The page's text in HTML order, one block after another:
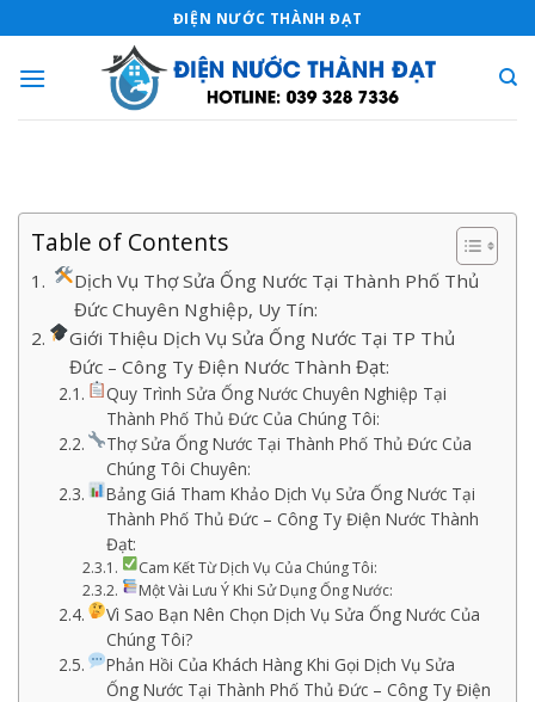
to
content
ĐIỆN NƯỚC THÀNH ĐẠT
Table of Contents
Dịch Vụ Thợ Sửa Ống Nước Tại Thành Phố Thủ
Đức Chuyên Nghiệp, Uy Tín:
Giới Thiệu Dịch Vụ Sửa Ống Nước Tại TP Thủ
Đức – Công Ty Điện Nước Thành Đạt:
Quy Trình Sửa Ống Nước Chuyên Nghiệp Tại
Thành Phố Thủ Đức Của Chúng Tôi:
Thợ Sửa Ống Nước Tại Thành Phố Thủ Đức Của
Chúng Tôi Chuyên:
Bảng Giá Tham Khảo Dịch Vụ Sửa Ống Nước Tại
Thành Phố Thủ Đức – Công Ty Điện Nước Thành
Đạt:
Cam Kết Từ Dịch Vụ Của Chúng Tôi:
Một Vài Lưu Ý Khi Sử Dụng Ống Nước:
Vì Sao Bạn Nên Chọn Dịch Vụ Sửa Ống Nước Của
Chúng Tôi?
Phản Hồi Của Khách Hàng Khi Gọi Dịch Vụ Sửa
Ống Nước Tại Thành Phố Thủ Đức – Công Ty Điện